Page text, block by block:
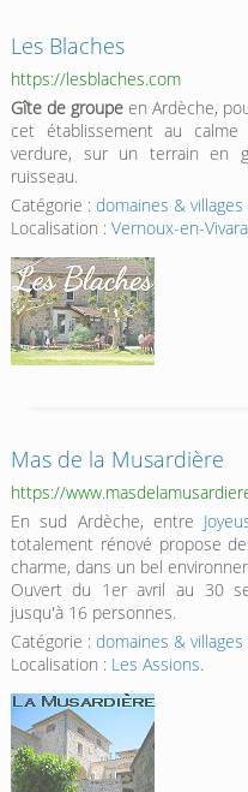
Les Blaches
https://lesblaches.com
Gîte de groupeen Ardèche,
cet établissement au
verdure, sur un terrain en
ruisseau.
Catégorie : domaines &
Localisation : Vernoux-en-
Mas de la Musardière
https://
En sud Ardèche, entre
totalement rénové propose
charme, dans un bel
Ouvert du 1er avril au 30
jusqu'à 16 personnes.
Catégorie : domaines &
Localisation : Les Assions.